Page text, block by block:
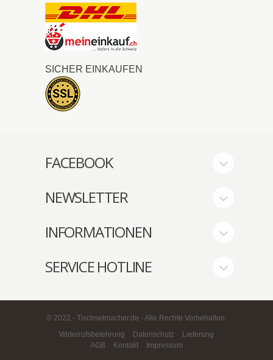
SICHER EINKAUFEN
FACEBOOK
NEWSLETTER
INFORMATIONEN
SERVICE HOTLINE
© 2022 - Tischsetmacher.de - Alle Rechte Vorbehalten.
Widerrufsbelehrung
Datenschutz
Lieferung
AGB
Kontakt Impressum